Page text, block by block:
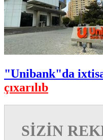
"Unibank"da
çıxarılıb
SİZİN